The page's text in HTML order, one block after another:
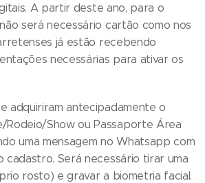
A partir deste ano, para o
será necessário cartão como nos
já estão recebendo
necessárias para ativar os
adquiriram antecipadamente o
Rodeio/Show ou Passaporte Área
uma mensagem no Whatsapp com
cadastro. Será necessário tirar uma
rosto) e gravar a biometria facial.